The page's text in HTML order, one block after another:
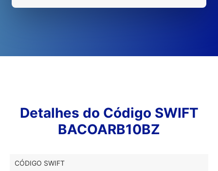
Detalhes do Código SWIFT
BACOARB10BZ
CÓDIGO SWIFT